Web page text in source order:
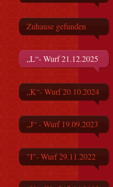
Zuhause gefunden
„L“- Wurf 21.12.2025
„K“- Wurf 20.10.2024
„J“ - Wurf 19.09.2023
"I"- Wurf 29.11.2022